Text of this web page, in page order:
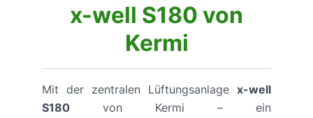
x-well S180 von
Kermi
Mit der zentralen Lüftungsanlage x-well
S180 von Kermi – ein